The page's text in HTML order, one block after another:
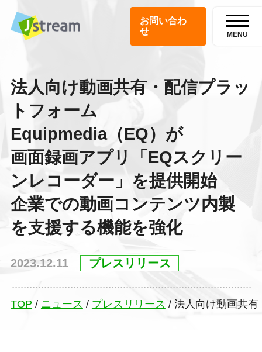
お問い合わ
せ
MENU
法人向け動画共有・配信プラッ
トフォーム
Equipmedia（EQ）が
画面録画アプリ「EQスクリー
ンレコーダー」を提供開始
企業での動画コンテンツ内製
を支援する機能を強化
2023.12.11 プレスリリース
TOP / ニュース / プレスリリース / 法人向け動画共